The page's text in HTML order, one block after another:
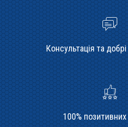
Консультація та
100% позитивних